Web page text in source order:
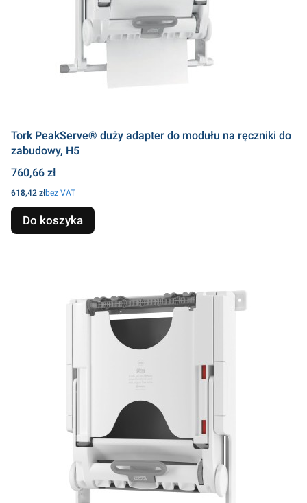
Tork PeakServe® duży adapter do modułu na ręczniki do
zabudowy, H5
Cena
760,66 zł
Cena
618,42 złbez VAT
Do koszyka